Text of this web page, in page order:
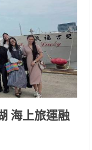
海上旅運融